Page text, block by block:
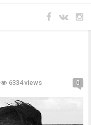
6334 views 0